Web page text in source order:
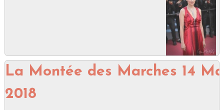
La Montée des Marches 14
2018